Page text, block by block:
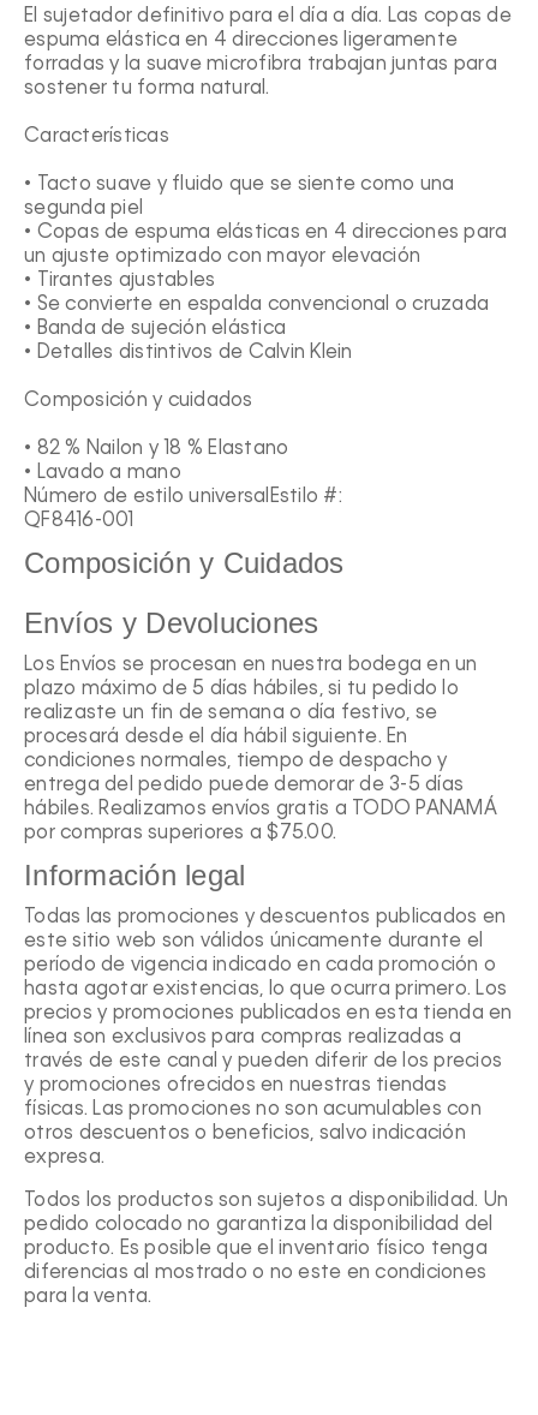
El sujetador definitivo para el día a día. Las copas de
espuma elástica en 4 direcciones ligeramente
forradas y la suave microfibra trabajan juntas para
sostener tu forma natural.
Características
• Tacto suave y fluido que se siente como una
segunda piel
• Copas de espuma elásticas en 4 direcciones para
un ajuste optimizado con mayor elevación
• Tirantes ajustables
• Se convierte en espalda convencional o cruzada
• Banda de sujeción elástica
• Detalles distintivos de Calvin Klein
Composición y cuidados
• 82 % Nailon y 18 % Elastano
• Lavado a mano
Número de estilo universal Estilo #:
QF8416-001
Composición y Cuidados
Envíos y Devoluciones
Los Envíos se procesan en nuestra bodega en un
plazo máximo de 5 días hábiles, si tu pedido lo
realizaste un fin de semana o día festivo, se
procesará desde el día hábil siguiente. En
condiciones normales, tiempo de despacho y
entrega del pedido puede demorar de 3-5 días
hábiles. Realizamos envíos gratis a TODO PANAMÁ
por compras superiores a $75.00.
Información legal
Todas las promociones y descuentos publicados en
este sitio web son válidos únicamente durante el
período de vigencia indicado en cada promoción o
hasta agotar existencias, lo que ocurra primero. Los
precios y promociones publicados en esta tienda en
línea son exclusivos para compras realizadas a
través de este canal y pueden diferir de los precios
y promociones ofrecidos en nuestras tiendas
físicas. Las promociones no son acumulables con
otros descuentos o beneficios, salvo indicación
expresa.
Todos los productos son sujetos a disponibilidad. Un
pedido colocado no garantiza la disponibilidad del
producto. Es posible que el inventario físico tenga
diferencias al mostrado o no este en condiciones
para la venta.